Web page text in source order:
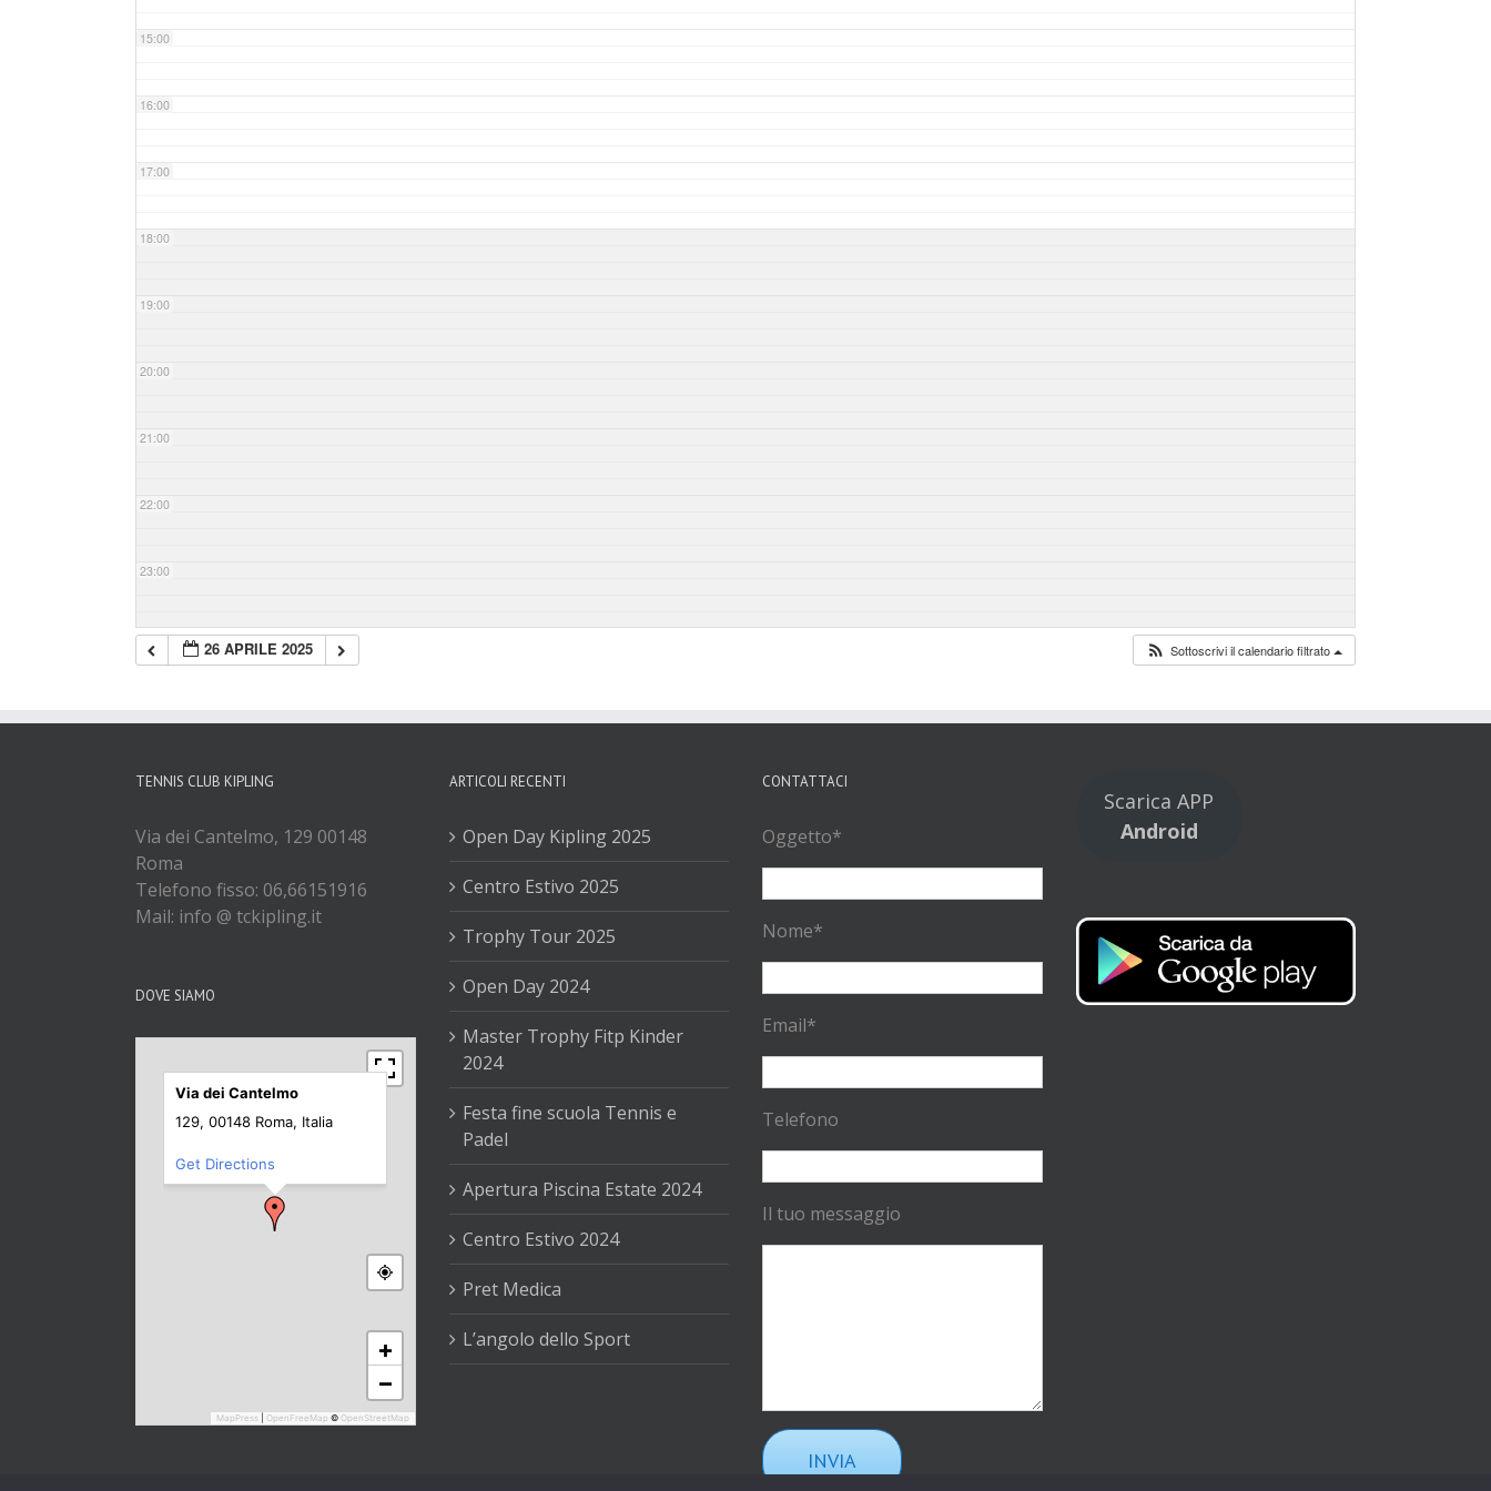
15:00
16:00
17:00
18:00
19:00
20:00
21:00
22:00
23:00
26 APRILE 2025 Sottoscrivi il calendario filtrato
TENNIS CLUB KIPLING
Via dei Cantelmo, 129 00148
Roma
Telefono fisso: 06,66151916
Mail: info @ tckipling.it
DOVE SIAMO
+
−
MapPress OpenFreeMap © OpenStreetMap
Via dei Cantelmo
129, 00148 Roma, Italia
Get Directions
ARTICOLI RECENTI
Open Day Kipling 2025
Centro Estivo 2025
Trophy Tour 2025
Open Day 2024
Master Trophy Fitp Kinder
2024
Festa fine scuola Tennis e
Padel
Apertura Piscina Estate 2024
Centro Estivo 2024
Pret Medica
L’angolo dello Sport
CONTATTACI
Oggetto*
Nome*
Email*
Telefono
Il tuo messaggio
Scarica APP
Android